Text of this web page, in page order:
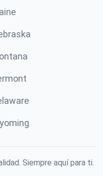
Siempre aquí para ti.